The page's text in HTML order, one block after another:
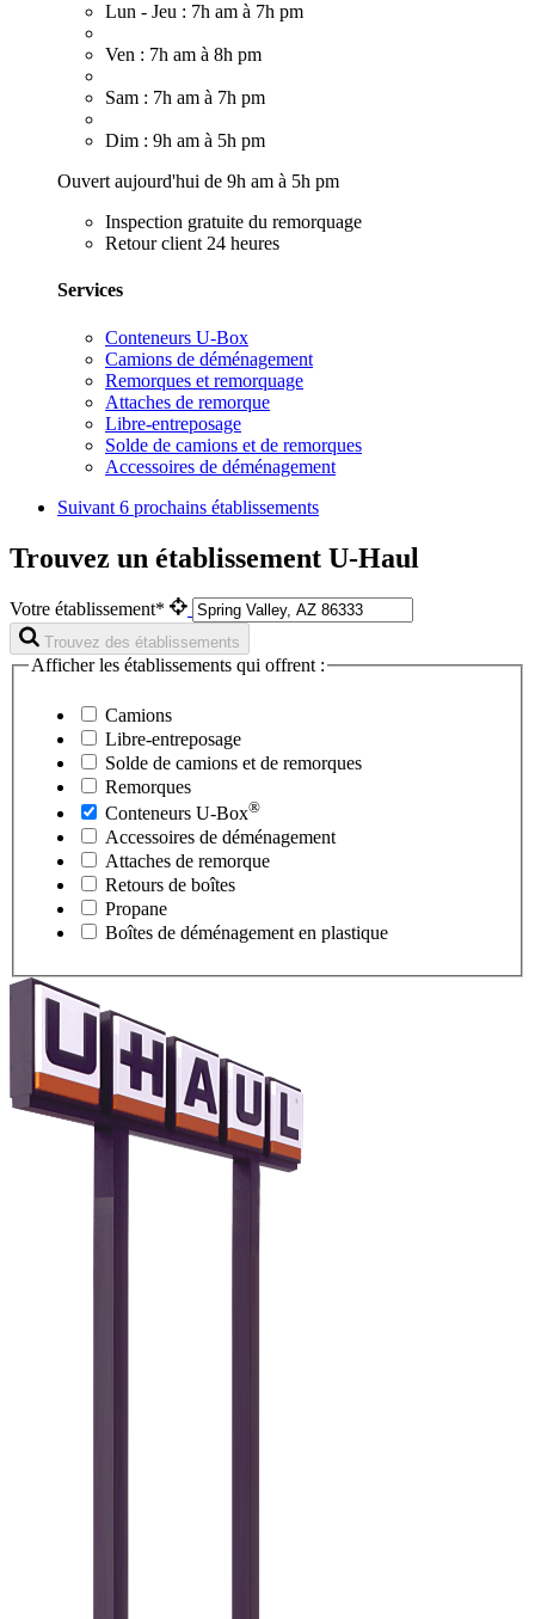
Lun - Jeu : 7h am à 7h pm
Ven : 7h am à 8h pm
Sam : 7h am à 7h pm
Dim : 9h am à 5h pm
Ouvert aujourd'hui de 9h am à 5h pm
Inspection gratuite du remorquage
Retour client 24 heures
Services
Conteneurs U-Box
Camions de déménagement
Remorques et remorquage
Attaches de remorque
Libre-entreposage
Solde de camions et de remorques
Accessoires de déménagement
Suivant 6 prochains établissements
Trouvez un établissement U-Haul
Votre établissement*
Trouvez des établissements
Afficher les établissements qui offrent :
Camions
Libre-entreposage
Solde de camions et de remorques
Remorques
Conteneurs U-Box®
Accessoires de déménagement
Attaches de remorque
Retours de boîtes
Propane
Boîtes de déménagement en plastique